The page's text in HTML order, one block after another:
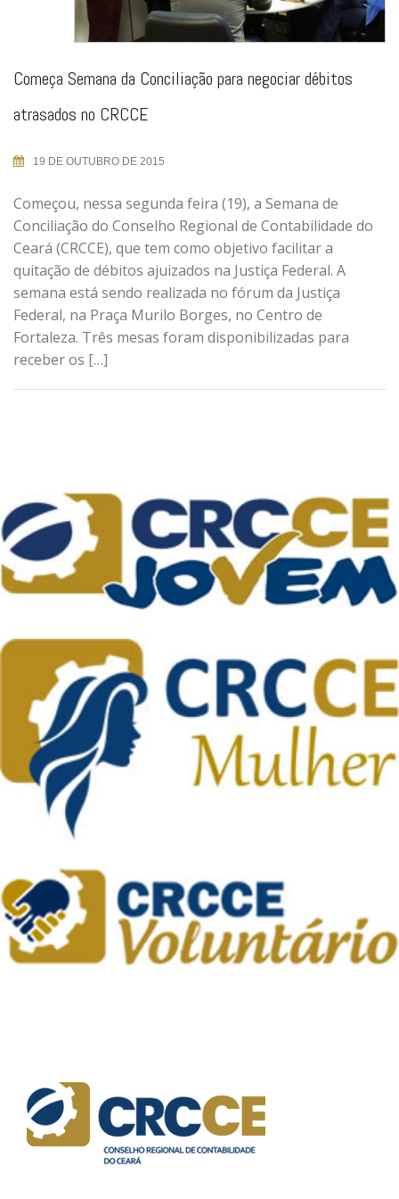
Começa Semana da Conciliação para negociar débitos
atrasados no CRCCE
19 DE OUTUBRO DE 2015
Começou, nessa segunda feira (19), a Semana de
Conciliação do Conselho Regional de Contabilidade do
Ceará (CRCCE), que tem como objetivo facilitar a
quitação de débitos ajuizados na Justiça Federal. A
semana está sendo realizada no fórum da Justiça
Federal, na Praça Murilo Borges, no Centro de
Fortaleza. Três mesas foram disponibilizadas para
receber os […]